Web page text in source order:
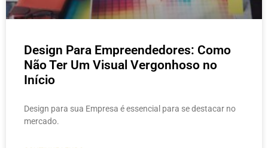
Design Para Empreendedores: Como
Não Ter Um Visual Vergonhoso no
Início
Design para sua Empresa é essencial para se destacar no
mercado.